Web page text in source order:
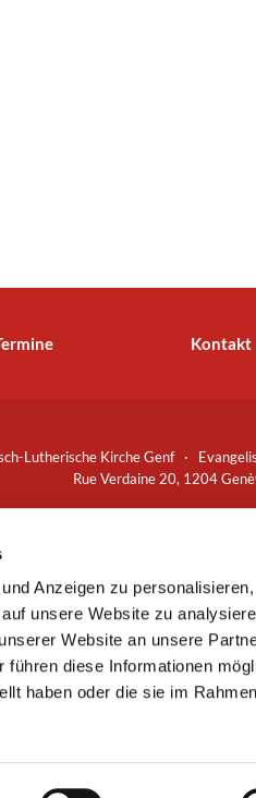
Anzeigen zu
unsere Website zu
Website an unsere
führen diese Informationen
haben oder die sie im
Kontakt
Lutherische Kirche Genf ·
Rue Verdaine 20, 1204
0509 6066 3 +41 (0)22 310
Kontaktinformationen